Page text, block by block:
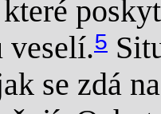
veselí.5
se zdá